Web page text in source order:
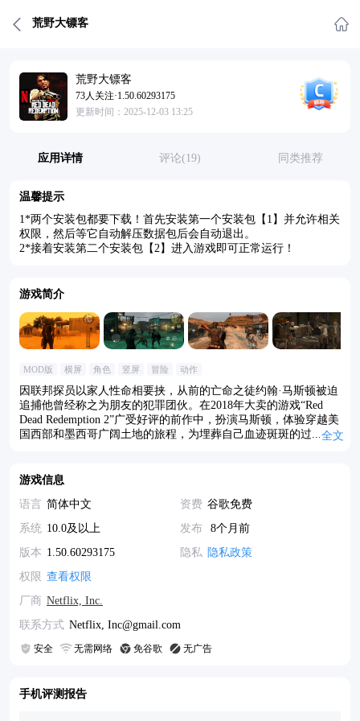
荒野大镖客
荒野大镖客
73人关注·1.50.60293175
更新时间：2025-12-03 13:25
应用详情 评论(19) 同类推荐
温馨提示
1*两个安装包都要下载！首先安装第一个安装包【1】并允许相关
权限，然后等它自动解压数据包后会自动退出。
2*接着安装第二个安装包【2】进入游戏即可正常运行！
游戏简介
MOD版 横屏 角色 竖屏 冒险 动作
因联邦探员以家人性命相要挟，从前的亡命之徒约翰·马斯顿被迫
追捕他曾经称之为朋友的犯罪团伙。在2018年大卖的游戏“Red
Dead Redemption 2”广受好评的前作中，扮演马斯顿，体验穿越美
国西部和墨西哥广阔土地的旅程，为埋葬自己血迹斑斑的过...全文
游戏信息
语言 简体中文 资费 谷歌免费
系统 10.0及以上 发布
8个月前
版本 1.50.60293175 隐私 隐私政策
权限 查看权限
厂商 Netflix, Inc.
联系方式 Netflix, Inc@gmail.com
安全 无需网络 免谷歌 无广告
手机评测报告